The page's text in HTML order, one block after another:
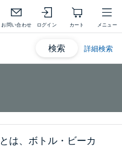
お問い合わせ ログイン カート メニュー
検索 詳細検索
は、ボトル・ビーカ